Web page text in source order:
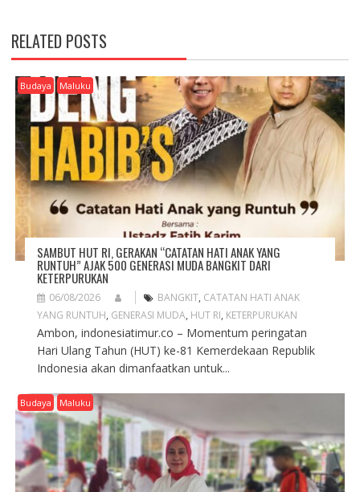
A
V
I
G
A
T
O
N
RELATED POSTS
Budaya Maluku
SAMBUT HUT RI, GERAKAN “CATATAN HATI ANAK YANG
RUNTUH” AJAK 500 GENERASI MUDA BANGKIT DARI
KETERPURUKAN
06/08/2026 BANGKIT, CATATAN HATI ANAK
YANG RUNTUH, GENERASI MUDA, HUT RI, KETERPURUKAN
Ambon, indonesiatimur.co – Momentum peringatan
Hari Ulang Tahun (HUT) ke-81 Kemerdekaan Republik
Indonesia akan dimanfaatkan untuk...
Budaya Maluku